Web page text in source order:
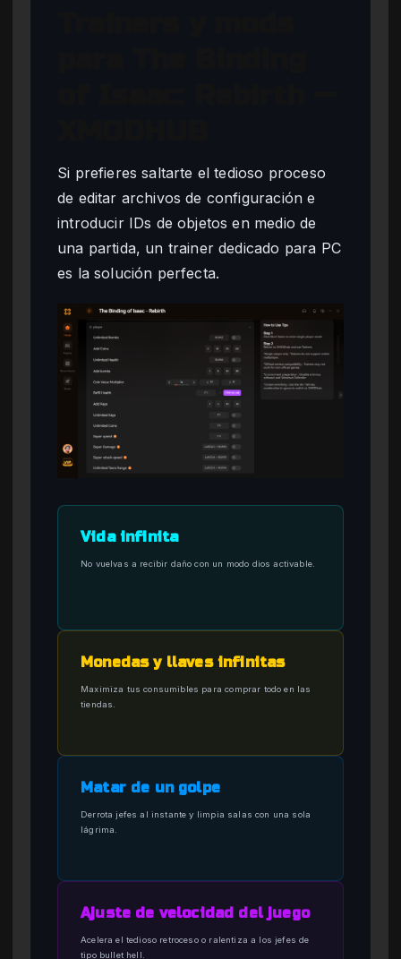
Si prefieres saltarte el tedioso proceso
de editar archivos de configuración e
introducir IDs de objetos en medio de
una partida, un trainer dedicado para PC
es la solución perfecta.
Vida infinita
No vuelvas a recibir daño con un modo dios activable.
Monedas y llaves infinitas
Maximiza tus consumibles para comprar todo en las
tiendas.
Matar de un golpe
Derrota jefes al instante y limpia salas con una sola
lágrima.
Ajuste de velocidad del juego
Acelera el tedioso retroceso o ralentiza a los jefes de
tipo bullet hell.